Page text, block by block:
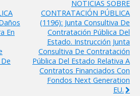
En
NOTICIAS SOBRE
CONTRATACIÓN PÚBLICA
(1196): Junta Consultiva De
Contratación Pública Del
Estado. Instrucción Junta
Consultiva De Contratación
Pública Del Estado Relativa A
Contratos Financiados Con
Fondos Next Generation
EU.